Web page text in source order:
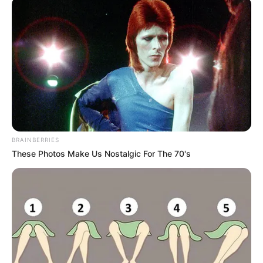
Auswahl reifer Zitronen: Wählen Sie zunächst
reife und gesunde Zitronen aus Ihrem örtlichen
BRAINBERRIES
These Photos Make Us Nostalgic For The 70's